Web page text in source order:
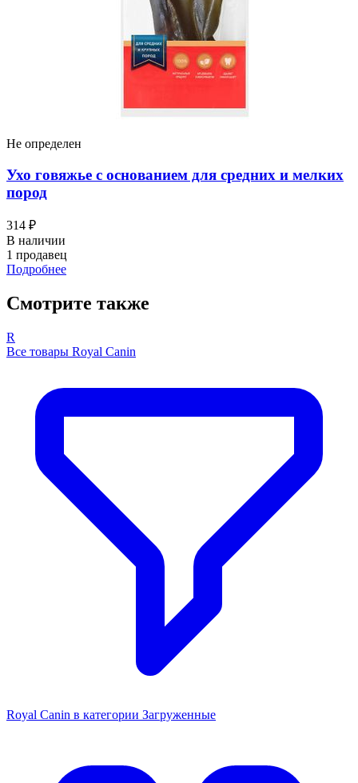
Не определен
Ухо говяжье с основанием для средних и мелких
пород
314 ₽
В наличии
1 продавец
Подробнее
Смотрите также
R
Все товары Royal Canin
Royal Canin в категории Загруженные